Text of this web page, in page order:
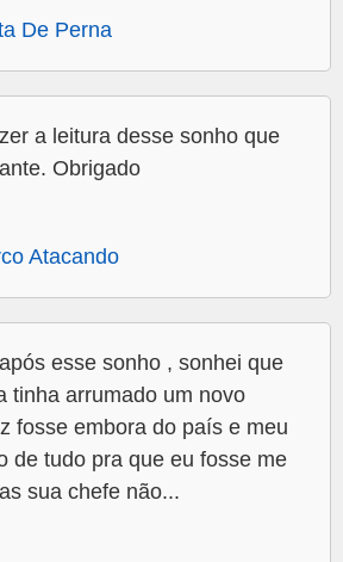
De Perna
a leitura desse sonho que
Obrigado
Atacando
esse sonho , sonhei que
tinha arrumado um novo
fosse embora do país e meu
de tudo pra que eu fosse me
sua chefe não...